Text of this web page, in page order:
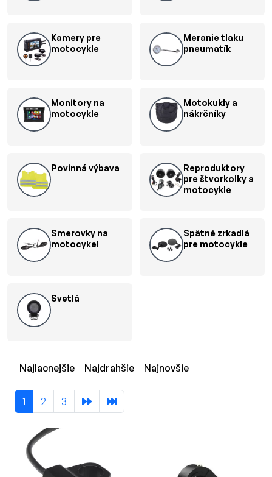
Kamery pre
motocykle
Meranie tlaku
pneumatík
Monitory na
motocykle
Motokukly a
nákrčníky
Povinná výbava
Reproduktory
pre štvorkolky a
motocykle
Smerovky na
motocykel
Spätné zrkadlá
pre motocykle
Svetlá
Najlacnejšie Najdrahšie Najnovšie
1 2 3